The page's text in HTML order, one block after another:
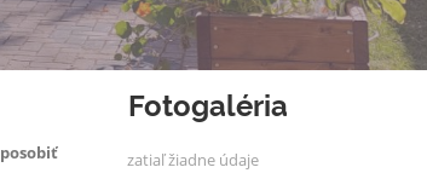
Fotogaléria
zatiaľ žiadne údaje